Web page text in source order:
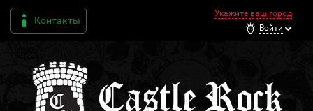
Контакты
Укажите ваш город
Войти